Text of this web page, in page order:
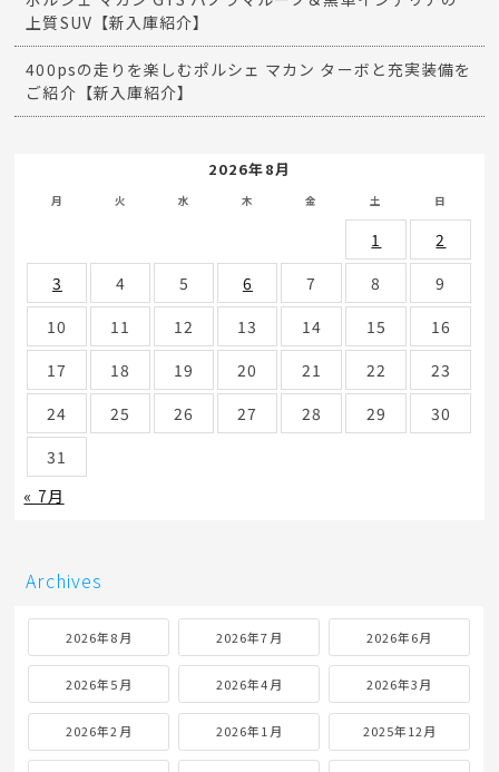
上質SUV【新入庫紹介】
400psの走りを楽しむポルシェ マカン ターボと充実装備を
ご紹介【新入庫紹介】
2026年8月
月 火 水 木 金 土 日
1
2
3
4 5 6 7 8
9
10
11 12 13 14 15
16
17
18 19 20 21 22
23
24
25 26 27 28 29
30
31
« 7月
Archives
2026年8月 2026年7月 2026年6月
2026年5月 2026年4月 2026年3月
2026年2月 2026年1月 2025年12月